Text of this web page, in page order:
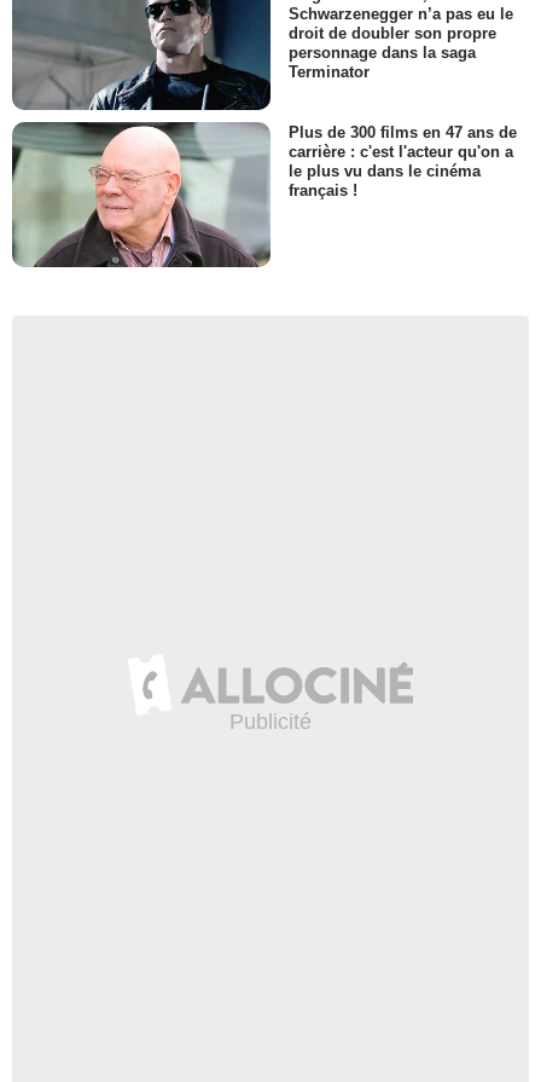
Schwarzenegger n’a pas eu le
droit de doubler son propre
personnage dans la saga
Terminator
Plus de 300 films en 47 ans de
carrière : c'est l'acteur qu'on a
le plus vu dans le cinéma
français !